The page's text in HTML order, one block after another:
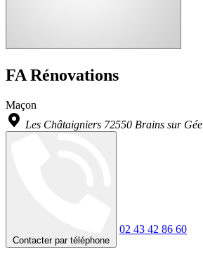
FA Rénovations
Maçon
Les Châtaigniers 72550 Brains sur Gée
Contacter par téléphone
02 43 42 86 60